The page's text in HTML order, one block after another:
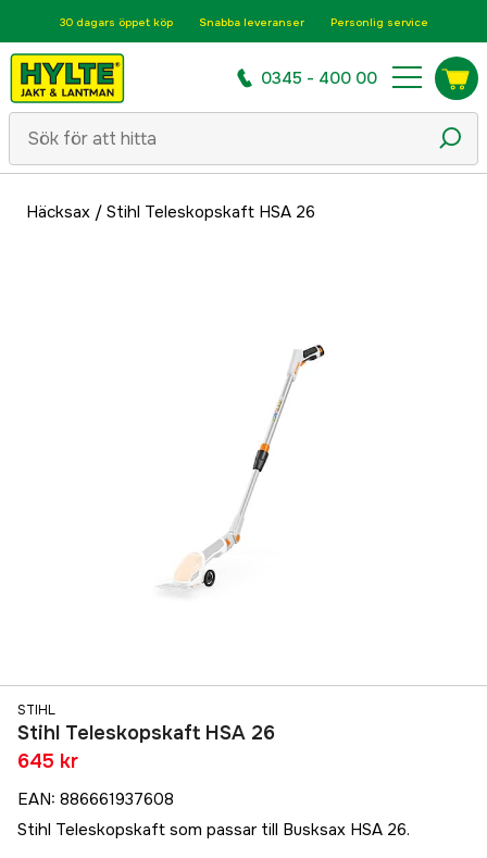
30 dagars öppet köp Snabba leveranser Personlig service
0345 - 400 00
Häcksax / Stihl Teleskopskaft HSA 26
STIHL
Stihl Teleskopskaft HSA 26
645 kr
EAN: 886661937608
Stihl Teleskopskaft som passar till Busksax HSA 26.